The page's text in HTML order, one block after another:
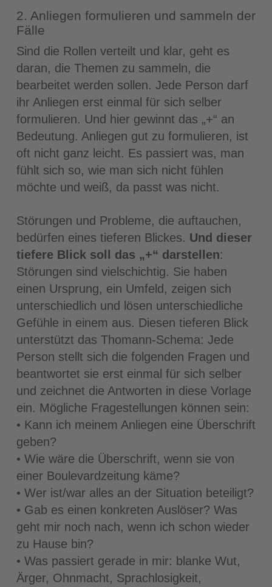
2. Anliegen formulieren und sammeln der
Fälle
Sind die Rollen verteilt und klar, geht es
daran, die Themen zu sammeln, die
bearbeitet werden sollen. Jede Person darf
ihr Anliegen erst einmal für sich selber
formulieren. Und hier gewinnt das „+“ an
Bedeutung. Anliegen gut zu formulieren, ist
oft nicht ganz leicht. Es passiert was, man
fühlt sich so, wie man sich nicht fühlen
möchte und weiß, da passt was nicht.
Störungen und Probleme, die auftauchen,
bedürfen eines tieferen Blickes. Und dieser
tiefere Blick soll das „+“ darstellen:
Störungen sind vielschichtig. Sie haben
einen Ursprung, ein Umfeld, zeigen sich
unterschiedlich und lösen unterschiedliche
Gefühle in einem aus. Diesen tieferen Blick
unterstützt das Thomann-Schema: Jede
Person stellt sich die folgenden Fragen und
beantwortet sie erst einmal für sich selber
und zeichnet die Antworten in diese Vorlage
ein. Mögliche Fragestellungen können sein:
• Kann ich meinem Anliegen eine Überschrift
geben?
• Wie wäre die Überschrift, wenn sie von
einer Boulevardzeitung käme?
• Wer ist/war alles an der Situation beteiligt?
• Gab es einen konkreten Auslöser? Was
geht mir noch nach, wenn ich schon wieder
zu Hause bin?
• Was passiert gerade in mir: blanke Wut,
Ärger, Ohnmacht, Sprachlosigkeit,